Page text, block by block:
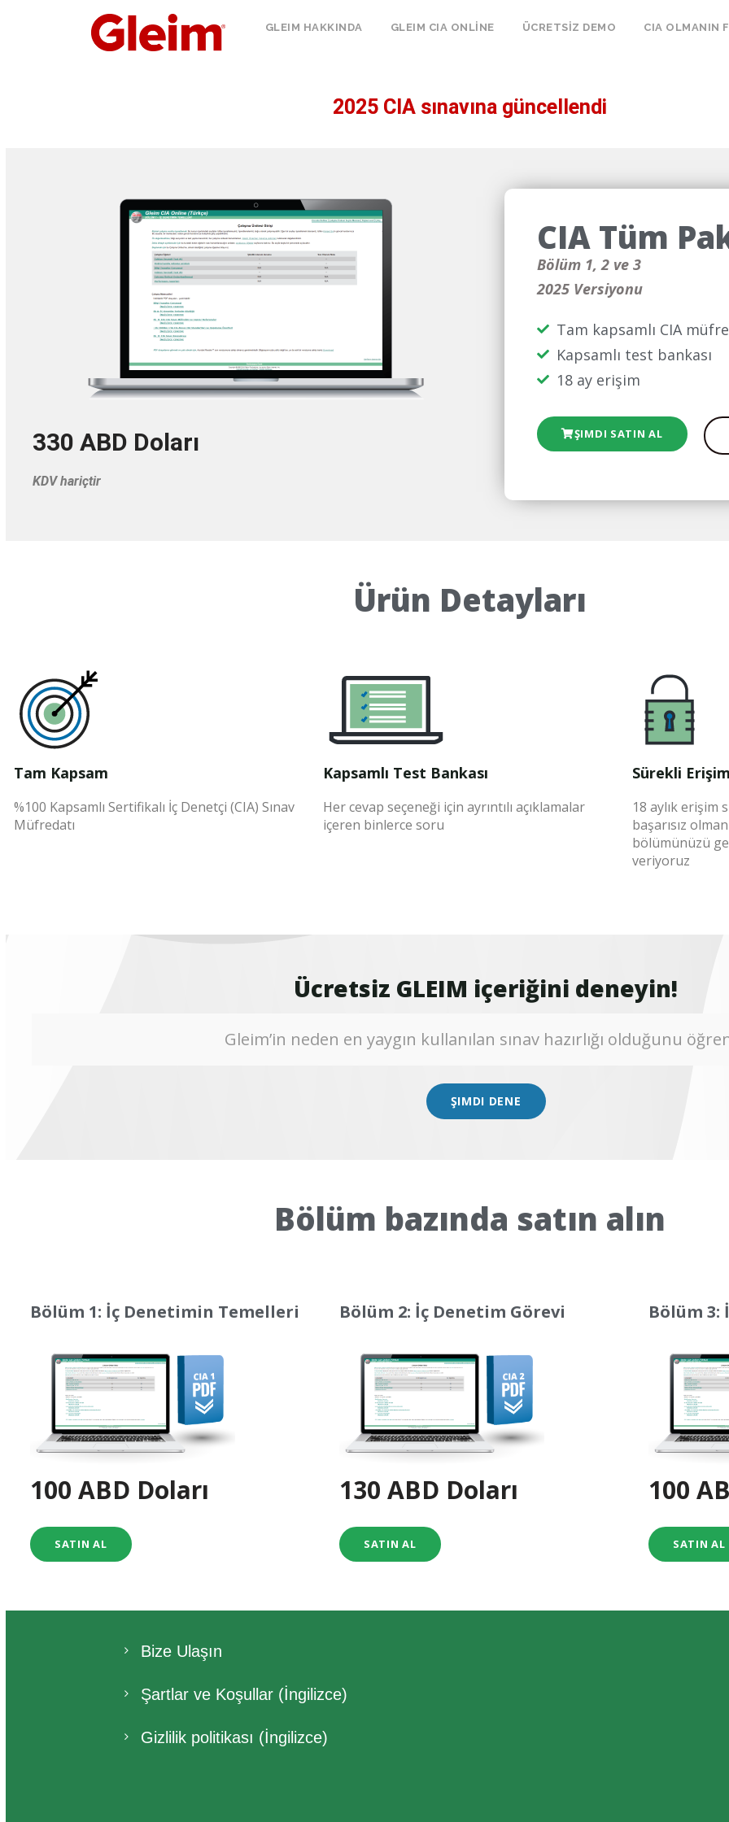
GLEIM HAKKINDA GLEIM CIA ONLİNE ÜCRETSİZ DEMO CIA OLMANIN
2025 CIA sınavına güncellendi
330 ABD Doları
KDV hariçtir
CIA Tüm
Bölüm 1, 2 ve 3
2025 Versiyonu
Tam kapsamlı CIA
Kapsamlı test bankası
18 ay erişim
ŞIMDI SATIN AL
Ürün Detayları
Tam Kapsam
%100 Kapsamlı Sertifikalı İç Denetçi (CIA) Sınav
Müfredatı
Kapsamlı Test Bankası
Her cevap seçeneği için ayrıntılı açıklamalar
içeren binlerce soru
Sürekli
18 aylık erişim
başarısız
bölümünüzü
veriyoruz
Ücretsiz GLEIM içeriğini deneyin!
Gleim’in neden en yaygın kullanılan sınav hazırlığı olduğunu
ŞIMDI DENE
Bölüm bazında satın alın
Bölüm 1: İç Denetimin Temelleri
100 ABD Doları
SATIN AL
Bölüm 2: İç Denetim Görevi
130 ABD Doları
SATIN AL
Bölüm 3:
100
SATIN AL
Bize Ulaşın
Şartlar ve Koşullar (İngilizce)
Gizlilik politikası (İngilizce)